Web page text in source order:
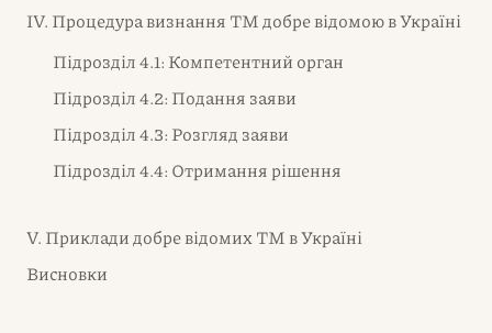
IV. Процедура визнання ТМ добре відомою в Україні
Підрозділ 4.1: Компетентний орган
Підрозділ 4.2: Подання заяви
Підрозділ 4.3: Розгляд заяви
Підрозділ 4.4: Отримання рішення
V. Приклади добре відомих ТМ в Україні
Висновки